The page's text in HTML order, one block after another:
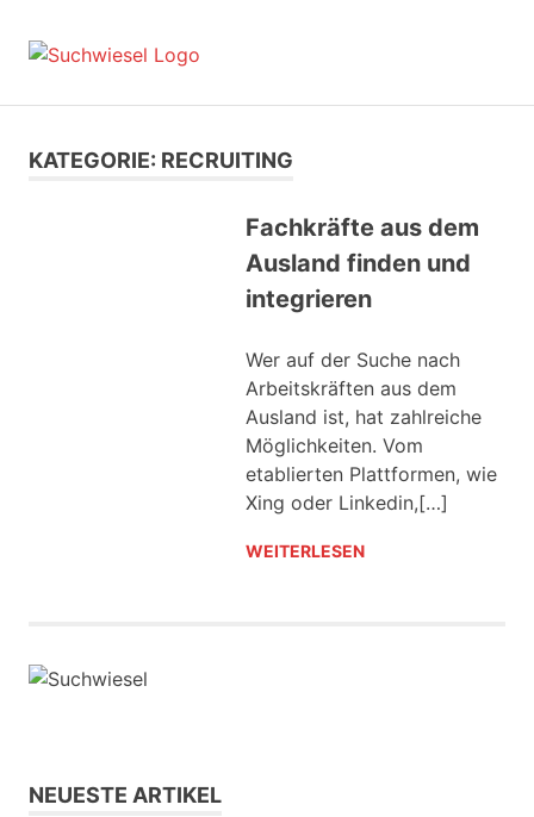
Inhalt
springen
und
im
KATEGORIE: RECRUITING
Fachkräfte aus dem
Ausland finden und
integrieren
Wer auf der Suche nach
Arbeitskräften aus dem
Ausland ist, hat zahlreiche
Möglichkeiten. Vom
etablierten Plattformen, wie
Xing oder Linkedin,[…]
WEITERLESEN
NEUESTE ARTIKEL